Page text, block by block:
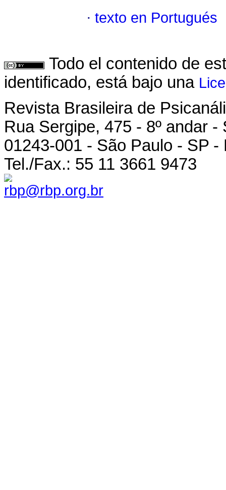
· texto en Portugués
Todo el contenido de
identificado, está bajo una
Revista Brasileira de
Rua Sergipe, 475 - 8º andar -
01243-001 - São Paulo - SP -
Tel./Fax.: 55 11 3661 9473
rbp@rbp.org.br